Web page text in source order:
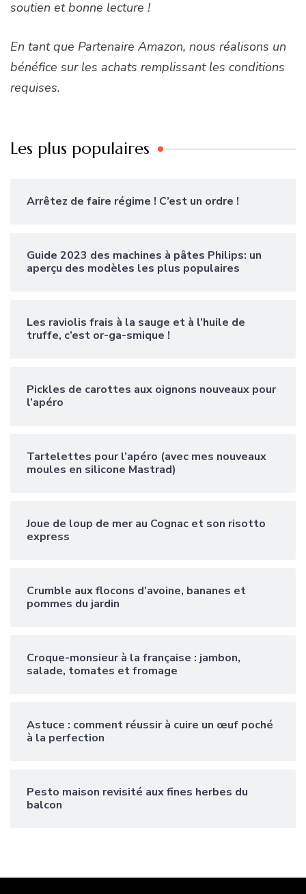
soutien et bonne lecture !
En tant que Partenaire Amazon, nous réalisons un
bénéfice sur les achats remplissant les conditions
requises.
Les plus populaires
Arrêtez de faire régime ! C’est un ordre !
Guide 2023 des machines à pâtes Philips: un
aperçu des modèles les plus populaires
Les raviolis frais à la sauge et à l’huile de
truffe, c’est or-ga-smique !
Pickles de carottes aux oignons nouveaux pour
l’apéro
Tartelettes pour l’apéro (avec mes nouveaux
moules en silicone Mastrad)
Joue de loup de mer au Cognac et son risotto
express
Crumble aux flocons d’avoine, bananes et
pommes du jardin
Croque-monsieur à la française : jambon,
salade, tomates et fromage
Astuce : comment réussir à cuire un œuf poché
à la perfection
Pesto maison revisité aux fines herbes du
balcon